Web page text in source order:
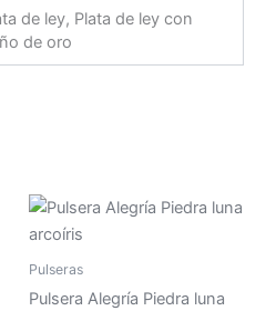
de ley, Plata de ley con
de oro
Este
producto
tienePulseras
Pulsera Alegría Piedra luna